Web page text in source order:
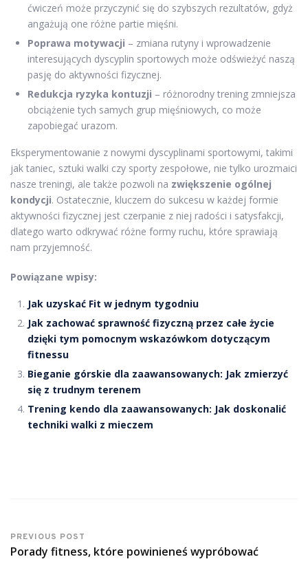
ćwiczeń może przyczynić się do szybszych rezultatów, gdyż
angażują one różne partie mięśni.
Poprawa motywacji – zmiana rutyny i wprowadzenie
interesujących dyscyplin sportowych może odświeżyć naszą
pasję do aktywności fizycznej.
Redukcja ryzyka kontuzji – różnorodny trening zmniejsza
obciążenie tych samych grup mięśniowych, co może
zapobiegać urazom.
Eksperymentowanie z nowymi dyscyplinami sportowymi, takimi
jak taniec, sztuki walki czy sporty zespołowe, nie tylko urozmaici
nasze treningi, ale także pozwoli na zwiększenie ogólnej
kondycji. Ostatecznie, kluczem do sukcesu w każdej formie
aktywności fizycznej jest czerpanie z niej radości i satysfakcji,
dlatego warto odkrywać różne formy ruchu, które sprawiają
nam przyjemność.
Powiązane wpisy:
Jak uzyskać Fit w jednym tygodniu
Jak zachować sprawność fizyczną przez całe życie
dzięki tym pomocnym wskazówkom dotyczącym
fitnessu
Bieganie górskie dla zaawansowanych: Jak zmierzyć
się z trudnym terenem
Trening kendo dla zaawansowanych: Jak doskonalić
techniki walki z mieczem
PREVIOUS POST
Porady fitness, które powinieneś wypróbować